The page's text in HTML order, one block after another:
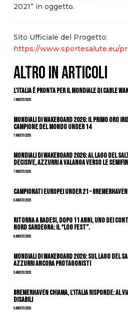
2021” in oggetto.
Sito Ufficiale del Progetto:
https://www.sportesalute.eu/
ALTRO IN ARTICOLI
L’Italia è pronta per il Mondiale di Cable
7 Agosto 2026
Mondiali di Wakeboard 2026: il primo oro
campione del mondo Under 14
7 Agosto 2026
Mondiali di Wakeboard 2026: al Lago del
decisive, azzurri a valanga verso le
7 Agosto 2026
Campionati Europei Under 21 –
6 Agosto 2026
Ritorna a Badesi, dopo 11 anni, uno dei
nord Sardegna: il “Log Fest”.
6 Agosto 2026
Mondiali di Wakeboard 2026: sul Lago del
azzurri ancora protagonisti
5 Agosto 2026
Bremerhaven chiama, l’Italia risponde: al
Disabili
5 Agosto 2026